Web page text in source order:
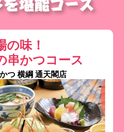
の味！
串かつコース
つ 横綱 通天閣店